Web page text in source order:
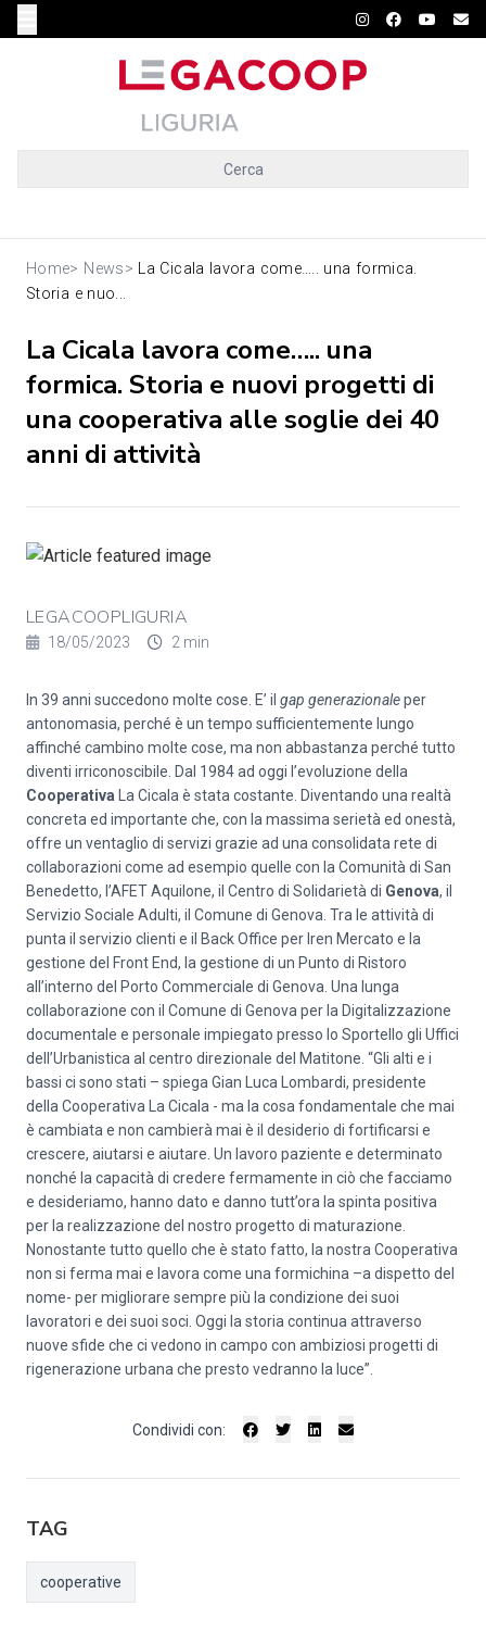
Cerca
Home> News> La Cicala lavora come….. una formica.
Storia e nuo...
La Cicala lavora come….. una
formica. Storia e nuovi progetti di
una cooperativa alle soglie dei 40
anni di attività
LEGACOOPLIGURIA
18/05/2023 2 min
In 39 anni succedono molte cose. E’ il gap generazionaleper
antonomasia, perché è un tempo sufficientemente lungo
affinché cambino molte cose, ma non abbastanza perché tutto
diventi irriconoscibile. Dal 1984 ad oggi l’evoluzione della
Cooperativa La Cicala è stata costante. Diventando una realtà
concreta ed importante che, con la massima serietà ed onestà,
offre un ventaglio di servizi grazie ad una consolidata rete di
collaborazioni come ad esempio quelle con la Comunità di San
Benedetto, l’AFET Aquilone, il Centro di Solidarietà di Genova, il
Servizio Sociale Adulti, il Comune di Genova. Tra le attività di
punta il servizio clienti e il Back Office per Iren Mercato e la
gestione del Front End, la gestione di un Punto di Ristoro
all’interno del Porto Commerciale di Genova. Una lunga
collaborazione con il Comune di Genova per la Digitalizzazione
documentale e personale impiegato presso lo Sportello gli Uffici
dell’Urbanistica al centro direzionale del Matitone. “Gli alti e i
bassi ci sono stati – spiega Gian Luca Lombardi, presidente
della Cooperativa La Cicala - ma la cosa fondamentale che mai
è cambiata e non cambierà mai è il desiderio di fortificarsi e
crescere, aiutarsi e aiutare. Un lavoro paziente e determinato
nonché la capacità di credere fermamente in ciò che facciamo
e desideriamo, hanno dato e danno tutt’ora la spinta positiva
per la realizzazione del nostro progetto di maturazione.
Nonostante tutto quello che è stato fatto, la nostra Cooperativa
non si ferma mai e lavora come una formichina –a dispetto del
nome- per migliorare sempre più la condizione dei suoi
lavoratori e dei suoi soci. Oggi la storia continua attraverso
nuove sfide che ci vedono in campo con ambiziosi progetti di
rigenerazione urbana che presto vedranno la luce”.
Condividi con:
TAG
cooperative